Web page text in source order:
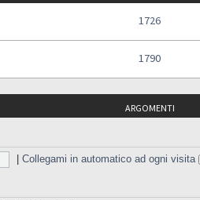
1726
1790
ARGOMENTI
|Collegami in automatico ad ogni visita